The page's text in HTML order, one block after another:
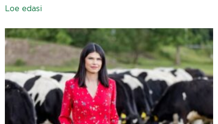
Loe edasi